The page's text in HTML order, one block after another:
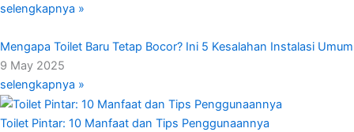
selengkapnya »
Mengapa Toilet Baru Tetap Bocor? Ini 5 Kesalahan Instalasi Umum
9 May 2025
selengkapnya »
Toilet Pintar: 10 Manfaat dan Tips Penggunaannya